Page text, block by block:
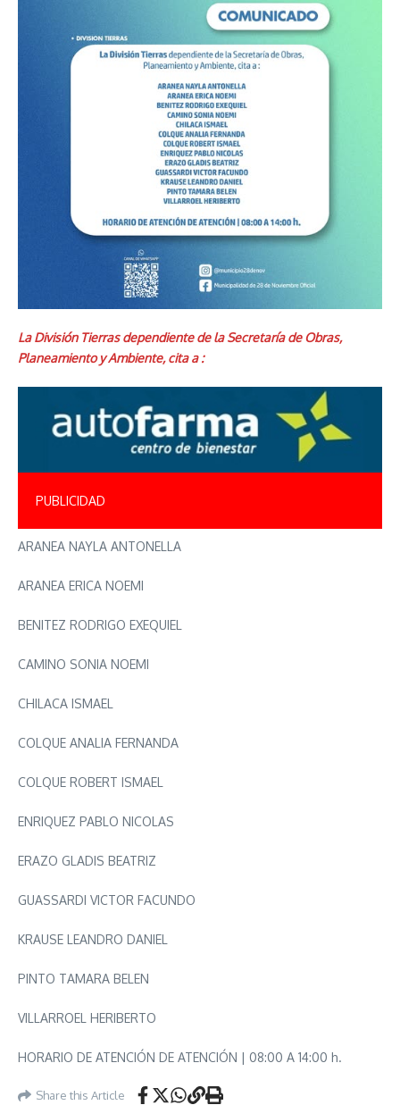
La División Tierras dependiente de la Secretaría de Obras,
Planeamiento y Ambiente, cita a :
PUBLICIDAD
ARANEA NAYLA ANTONELLA
ARANEA ERICA NOEMI
BENITEZ RODRIGO EXEQUIEL
CAMINO SONIA NOEMI
CHILACA ISMAEL
COLQUE ANALIA FERNANDA
COLQUE ROBERT ISMAEL
ENRIQUEZ PABLO NICOLAS
ERAZO GLADIS BEATRIZ
GUASSARDI VICTOR FACUNDO
KRAUSE LEANDRO DANIEL
PINTO TAMARA BELEN
VILLARROEL HERIBERTO
HORARIO DE ATENCIÓN DE ATENCIÓN | 08:00 A 14:00 h.
Share this Article